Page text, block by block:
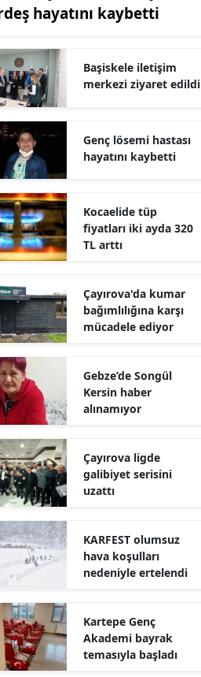
Edirne
Erzincan
Eskişehir
Giresun
Gümüşhane
Hatay
Mersin
İstanbul
Kars
Kayseri
Kırklareli
Kocaeli
Konya
hayatını kaybetti
Başiskele iletişim
merkezi ziyaret edildi
Genç lösemi hastası
hayatını kaybetti
Kocaelide tüp
fiyatları iki ayda 320
TL arttı
Çayırova'da kumar
bağımlılığına karşı
mücadele ediyor
Gebze’de Songül
Kersin haber
alınamıyor
Çayırova ligde
galibiyet serisini
uzattı
KARFEST olumsuz
hava koşulları
nedeniyle ertelendi
Kartepe Genç
Akademi bayrak
temasıyla başladı